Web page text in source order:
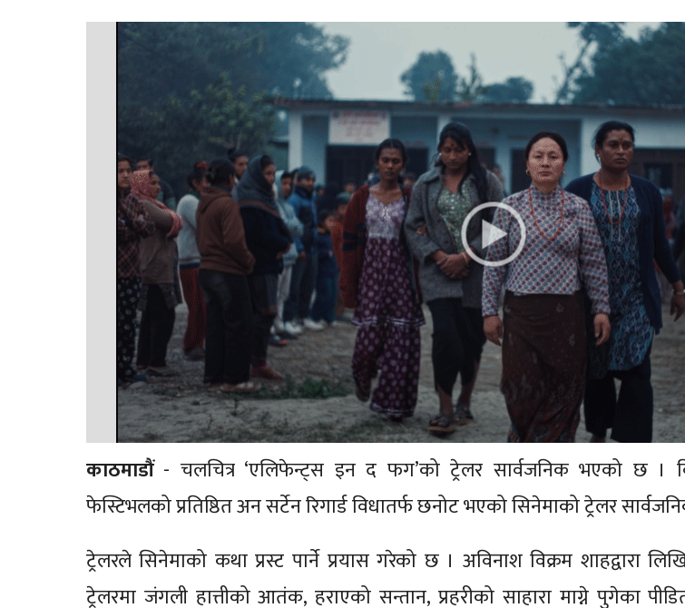
काठमाडौं - चलचित्र ‘एलिफेन्ट्स इन द फग’को ट्रेलर सार्वजनिक भएको छ ।
फेस्टिभलको प्रतिष्ठित अन सर्टेन रिगार्ड विधातर्फ छनोट भएको सिनेमाको ट्रेलर
ट्रेलरले सिनेमाको कथा प्रस्ट पार्ने प्रयास गरेको छ । अविनाश विक्रम शाहद्वारा
ट्रेलरमा जंगली हात्तीको आतंक, हराएको सन्तान, प्रहरीको साहारा माग्ने पुगेका